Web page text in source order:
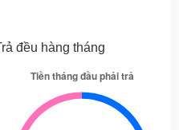
đều hàng tháng